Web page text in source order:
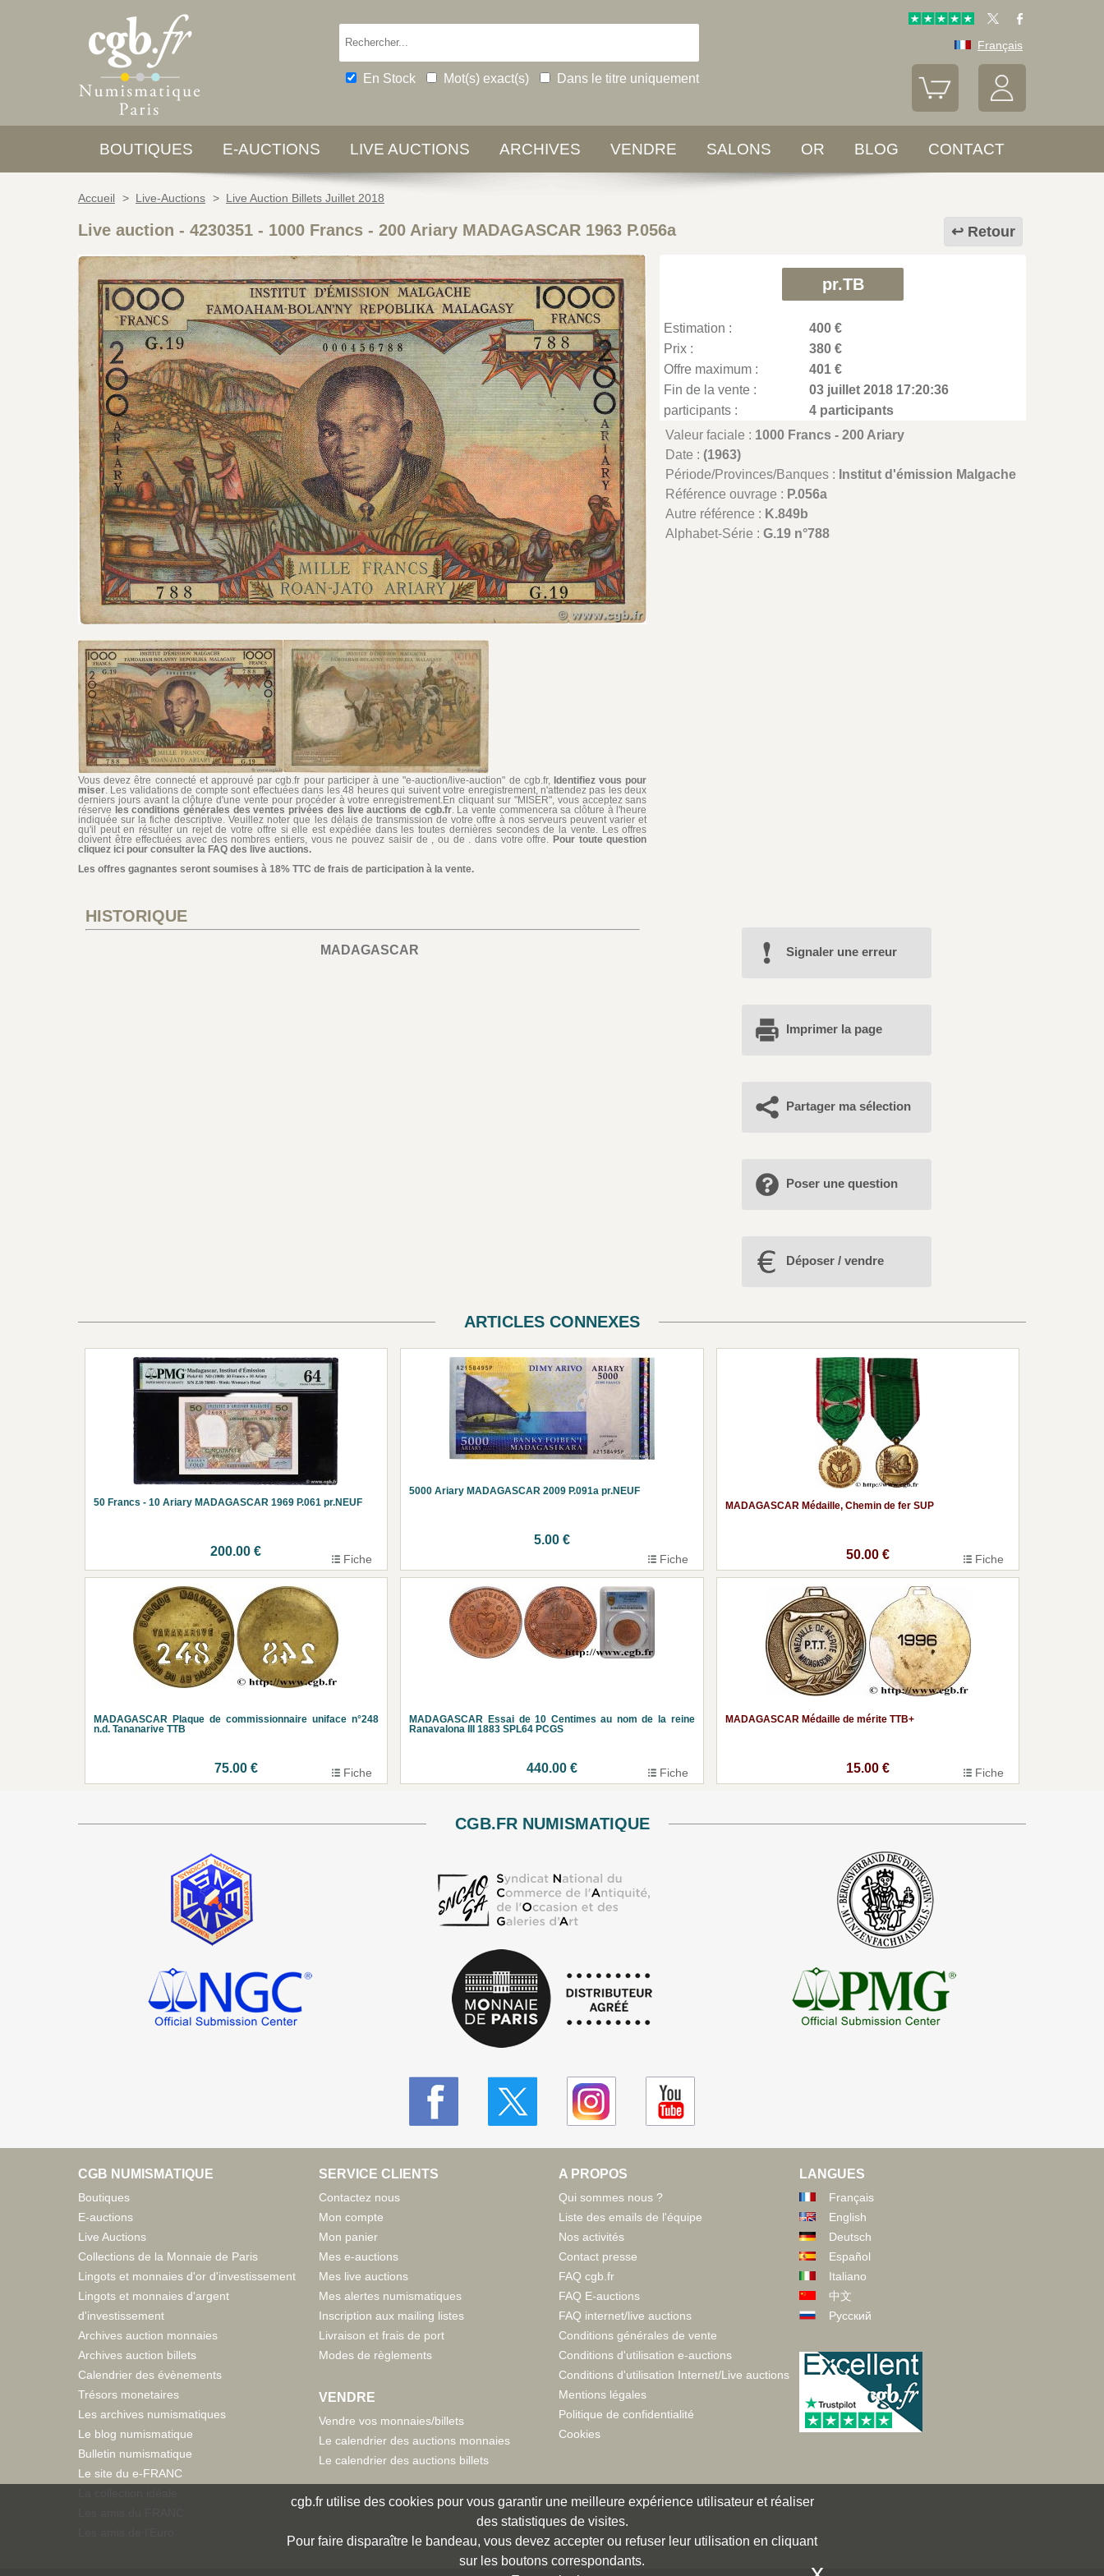
En Stock Mot(s) exact(s) Dans le titre uniquement
Français
BOUTIQUES E-AUCTIONS LIVE AUCTIONS ARCHIVES VENDRE SALONS OR BLOG CONTACT
Accueil > Live-Auctions > Live Auction Billets Juillet 2018
Retour
Live auction - 4230351 - 1000 Francs - 200 Ariary MADAGASCAR 1963 P.056a
Vous devez être connecté et approuvé par cgb.fr pour participer à une "e-auction/live-auction" de cgb.fr, Identifiez vous pour
miser. Les validations de compte sont effectuées dans les 48 heures qui suivent votre enregistrement, n'attendez pas les deux
derniers jours avant la clôture d'une vente pour procéder à votre enregistrement.En cliquant sur "MISER", vous acceptez sans
réserve les conditions générales des ventes privées des live auctions de cgb.fr. La vente commencera sa clôture à l'heure
indiquée sur la fiche descriptive. Veuillez noter que les délais de transmission de votre offre à nos serveurs peuvent varier et
qu'il peut en résulter un rejet de votre offre si elle est expédiée dans les toutes dernières secondes de la vente. Les offres
doivent être effectuées avec des nombres entiers, vous ne pouvez saisir de , ou de . dans votre offre. Pour toute question
cliquez ici pour consulter la FAQ des live auctions.
Les offres gagnantes seront soumises à 18% TTC de frais de participation à la vente.
pr.TB
Estimation :
400 €
Prix :
380 €
Offre maximum :
401 €
Fin de la vente :
03 juillet 2018 17:20:36
participants :
4 participants
Valeur faciale : 1000 Francs - 200 Ariary
Date : (1963)
Période/Provinces/Banques : Institut d'émission Malgache
Référence ouvrage : P.056a
Autre référence : K.849b
Alphabet-Série :G.19 n°788
HISTORIQUE
MADAGASCAR Signaler une erreur
Imprimer la page
Partager ma sélection
Poser une question
Déposer / vendre
ARTICLES CONNEXES
50 Francs - 10 Ariary MADAGASCAR 1969 P.061 pr.NEUF
200.00 €
Fiche
5000 Ariary MADAGASCAR 2009 P.091a pr.NEUF
5.00 €
Fiche
MADAGASCAR Médaille, Chemin de fer SUP
50.00 € Fiche
MADAGASCAR Plaque de commissionnaire uniface n°248
n.d. Tananarive TTB
75.00 € Fiche
MADAGASCAR Essai de 10 Centimes au nom de la reine
Ranavalona III 1883 SPL64 PCGS
440.00 € Fiche
MADAGASCAR Médaille de mérite TTB+
15.00 € Fiche
CGB.FR NUMISMATIQUE
CGB NUMISMATIQUE
Boutiques
E-auctions
Live Auctions
Collections de la Monnaie de Paris
Lingots et monnaies d'or d'investissement
Lingots et monnaies d'argent
d'investissement
Archives auction monnaies
Archives auction billets
Calendrier des évènements
Trésors monetaires
Les archives numismatiques
Le blog numismatique
Bulletin numismatique
Le site du e-FRANC
SERVICE CLIENTS
Contactez nous
Mon compte
Mon panier
Mes e-auctions
Mes live auctions
Mes alertes numismatiques
Inscription aux mailing listes
Livraison et frais de port
Modes de règlements
VENDRE
Vendre vos monnaies/billets
Le calendrier des auctions monnaies
Le calendrier des auctions billets
A PROPOS
Qui sommes nous ?
Liste des emails de l'équipe
Nos activités
Contact presse
FAQ cgb.fr
FAQ E-auctions
FAQ internet/live auctions
Conditions générales de vente
Conditions d'utilisation e-auctions
Conditions d'utilisation Internet/Live auctions
Mentions légales
Politique de confidentialité
Cookies
LANGUES
Français
English
Deutsch
Español
Italiano
中文
Русский
cgb.fr utilise des cookies pour vous garantir une meilleure expérience utilisateur et réaliser
des statistiques de visites.
Pour faire disparaître le bandeau, vous devez accepter ou refuser leur utilisation en cliquant
sur les boutons correspondants.